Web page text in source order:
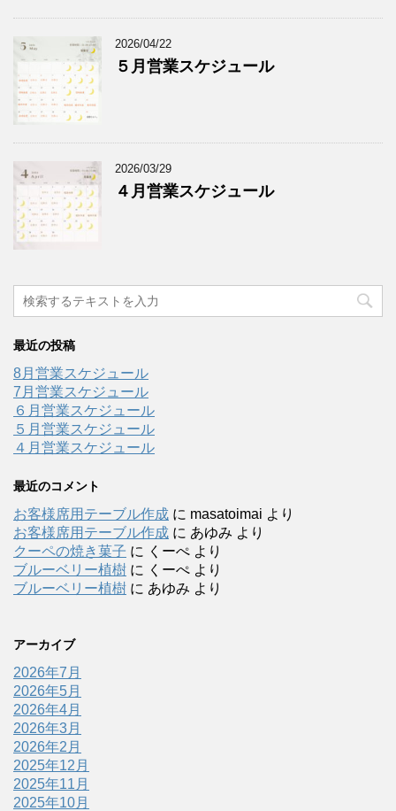
2026/04/22
５月営業スケジュール
2026/03/29
４月営業スケジュール
最近の投稿
8月営業スケジュール
7月営業スケジュール
６月営業スケジュール
５月営業スケジュール
４月営業スケジュール
最近のコメント
お客様席用テーブル作成 に masatoimai より
お客様席用テーブル作成 に あゆみ より
クーペの焼き菓子 に くーぺ より
ブルーベリー植樹 に くーぺ より
ブルーベリー植樹 に あゆみ より
アーカイブ
2026年7月
2026年5月
2026年4月
2026年3月
2026年2月
2025年12月
2025年11月
2025年10月